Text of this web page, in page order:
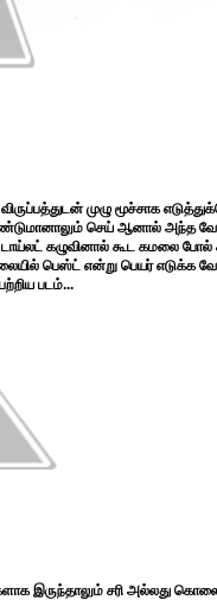
முழு மூச்சாக
செய் ஆனால் அந்த
கழுவினால் கூட கமலை போல்
பெஸ்ட் என்று பெயர் எடுக்க
படம்...
இருந்தாலும் சரி அல்லது